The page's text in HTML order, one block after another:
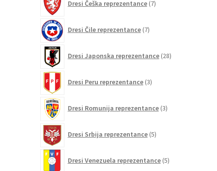
Dresi Češka reprezentance 7izdelkov
Dresi Čile reprezentance 7izdelkov
Dresi Japonska reprezentance 28izdelkov
Dresi Peru reprezentance 3izdelki
Dresi Romunija reprezentance 3izdelki
Dresi Srbija reprezentance 5izdelkov
Dresi Venezuela reprezentance 5izdelkov